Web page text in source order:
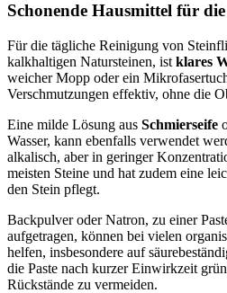
Schonende Hausmittel für
Für die tägliche Reinigung von
kalkhaltigen Natursteinen, ist klares
weicher Mopp oder ein
Verschmutzungen effektiv, ohne die
Eine milde Lösung aus Schmierseife
Wasser, kann ebenfalls verwendet
alkalisch, aber in geringer
meisten Steine und hat zudem eine
den Stein pflegt.
Backpulver oder Natron, zu einer
aufgetragen, können bei vielen
helfen, insbesondere auf
die Paste nach kurzer Einwirkzeit
Rückstände zu vermeiden.